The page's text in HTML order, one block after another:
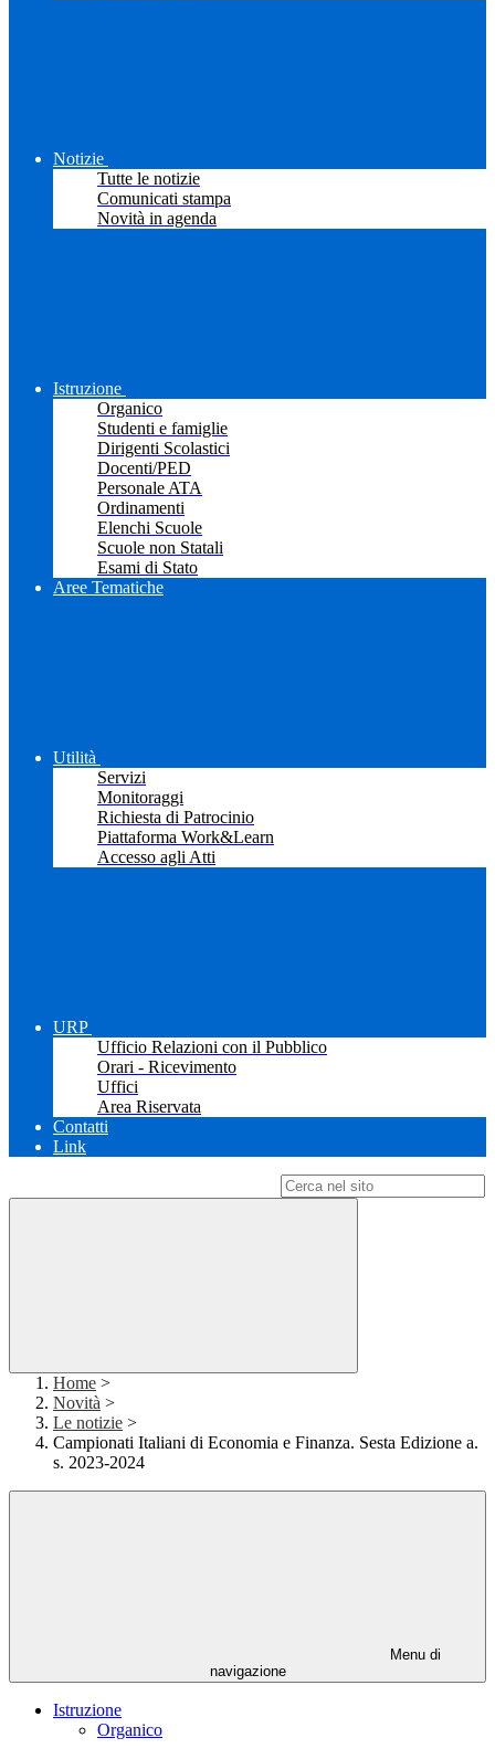
Notizie
Tutte le notizie
Comunicati stampa
Novità in agenda
Istruzione
Organico
Studenti e famiglie
Dirigenti Scolastici
Docenti/PED
Personale ATA
Ordinamenti
Elenchi Scuole
Scuole non Statali
Esami di Stato
Aree Tematiche
Utilità
Servizi
Monitoraggi
Richiesta di Patrocinio
Piattaforma Work&Learn
Accesso agli Atti
URP
Ufficio Relazioni con il Pubblico
Orari - Ricevimento
Uffici
Area Riservata
Contatti
Link
Home >
Novità >
Le notizie >
Campionati Italiani di Economia e Finanza. Sesta Edizione a.
s. 2023-2024
Menu di
navigazione
Istruzione
Organico